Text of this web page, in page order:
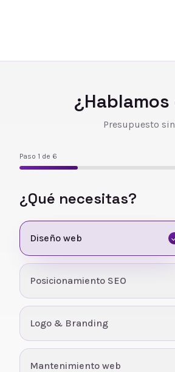
Presupuesto
Paso 1 de 6
¿Qué necesitas?
Diseño web
Posicionamiento SEO
Logo & Branding
Mantenimiento web